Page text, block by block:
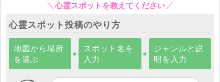
心霊スポットを教えてください
心霊スポット投稿のやり方
地図から場所
を選ぶ
➧
スポット名を
入力
➧
ジャンルと説
明を入力